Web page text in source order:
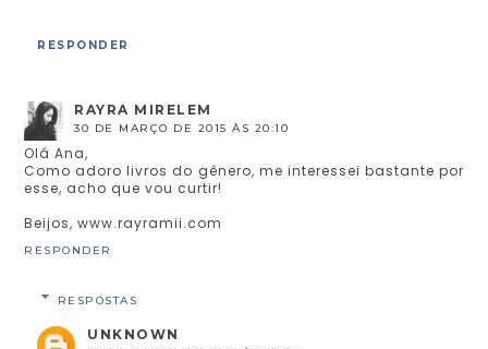
RESPONDER
RAYRA MIRELEM
30 DE MARÇO DE 2015 ÀS 20:10
Olá Ana,
Como adoro livros do gênero, me interessei bastante por
esse, acho que vou curtir!
Beijos, www.rayramii.com
RESPONDER
RESPOSTAS
UNKNOWN